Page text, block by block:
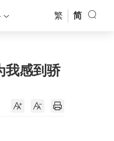
繁 简
我感到骄